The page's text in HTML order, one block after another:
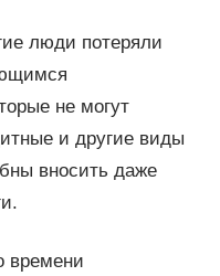
люди потеряли
не могут
и другие виды
вносить даже
времени